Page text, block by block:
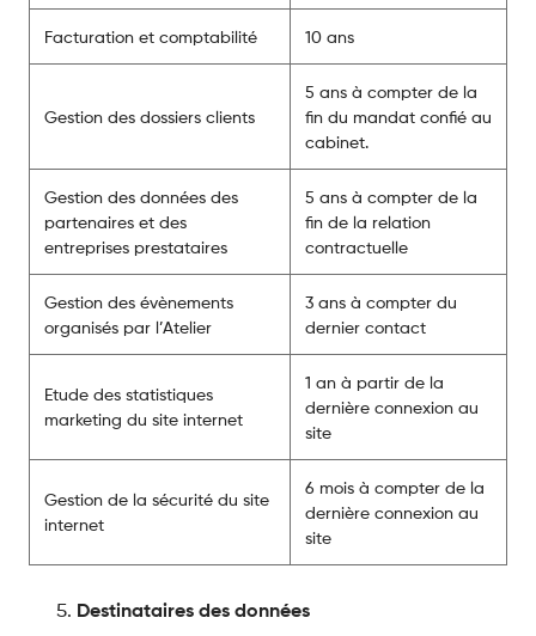
Facturation et comptabilité 10 ans
Gestion des dossiers clients
5 ans à compter de la
fin du mandat confié au
cabinet.
Gestion des données des
partenaires et des
entreprises prestataires
5 ans à compter de la
fin de la relation
contractuelle
Gestion des évènements
organisés par l’Atelier
3 ans à compter du
dernier contact
Etude des statistiques
marketing du site internet
1 an à partir de la
dernière connexion au
site
Gestion de la sécurité du site
internet
6 mois à compter de la
dernière connexion au
site
Destinataires des données